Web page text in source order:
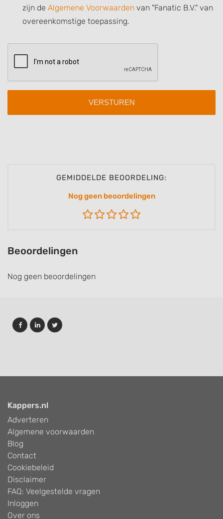
zijn de Algemene Voorwaarden van "Fanatic B.V." van
overeenkomstige toepassing.
GEMIDDELDE BEOORDELING:
Nog geen beoordelingen
Beoordelingen
Nog geen beoordelingen
Kappers.nl
Adverteren
Algemene voorwaarden
Blog
Contact
Cookiebeleid
Disclaimer
FAQ: Veelgestelde vragen
Inloggen
Over ons
Non-IAB processing purposes:
Necessary
Performance
Functional